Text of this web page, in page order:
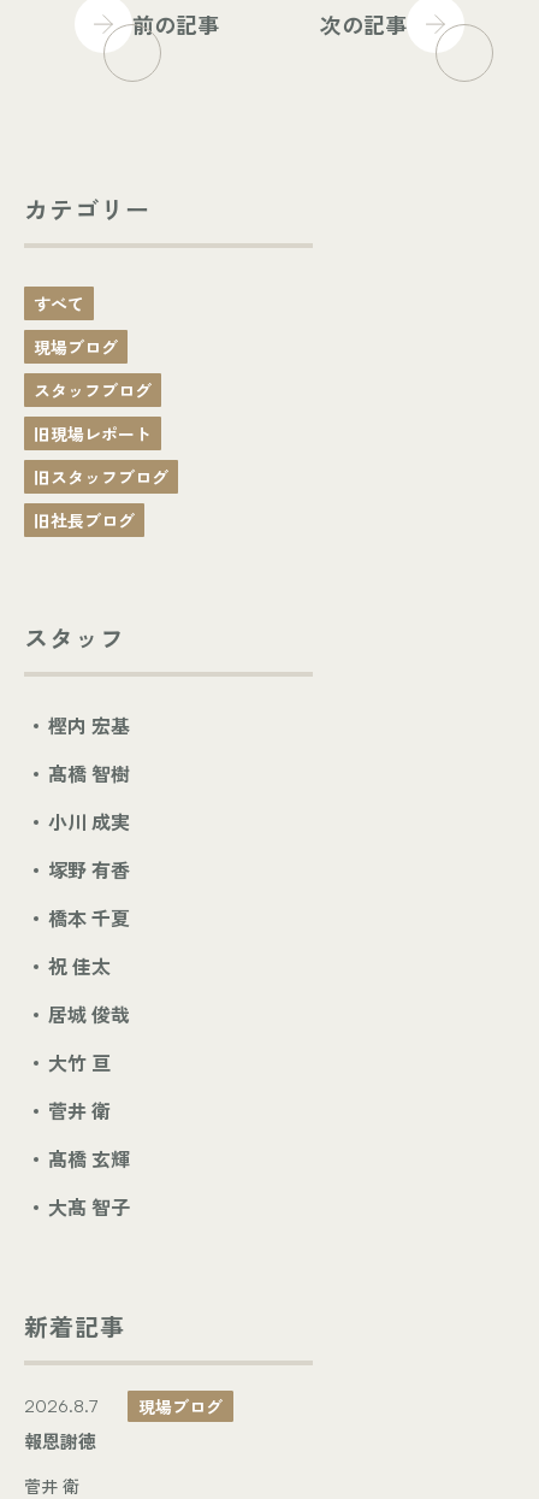
カテゴリー
すべて
現場ブログ
スタッフブログ
旧現場レポート
旧スタッフブログ
旧社長ブログ
スタッフ
樫内 宏基
髙橋 智樹
小川 成実
塚野 有香
橋本 千夏
祝 佳太
居城 俊哉
大竹 亘
菅井 衛
髙橋 玄輝
大髙 智子
新着記事
2026.8.7 現場ブログ
報恩謝徳
菅井 衛
前の記事 次の記事